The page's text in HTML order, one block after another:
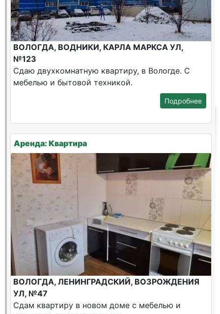
ВОЛОГДА, ВОДНИКИ, КАРЛА МАРКСА УЛ,
№123
Сдаю двухкомнатную квартиру, в Вологде. С
мебелью и бытовой техникой.
Подробнее
Аренда: Квартира
ВОЛОГДА, ЛЕНИНГРАДСКИЙ, ВОЗРОЖДЕНИЯ
УЛ, №47
Сдам квартиру в новом доме с мебелью и